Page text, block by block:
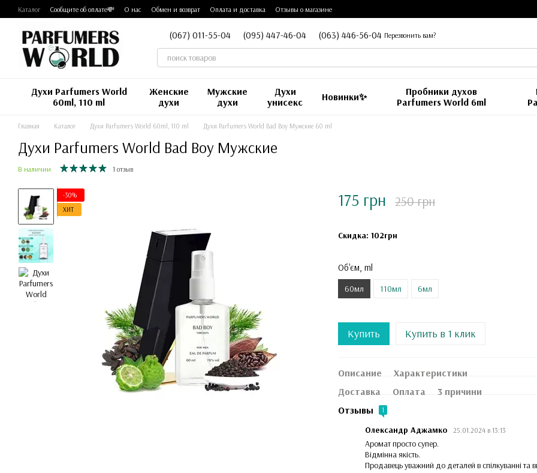
Перейти к основному контенту
Каталог Сообщите об оплате💸 О нас Обмен и возврат Оплата и доставка Отзывы о магазине
(067) 011-55-04 (095) 447-46-04 (063) 446-56-04 Перезвонить вам?
Духи Parfumers World
60ml, 110 ml
Женские
духи
Мужские
духи
Духи
унисекс
Новинки✨
Пробники духов
Parfumers World 6ml
Главная Каталог Духи Parfumers World 60ml, 110 ml Духи Parfumers World Bad Boy Мужские 60 ml
Духи Parfumers World Bad Boy Мужские
В наличии 1 отзыв
-30%
ХИТ
175 грн 250 грн
Скидка: 102грн
Об'єм, ml
60мл 110мл 6мл
Купить Купить в 1 клик
Описание
Характеристики
Доставка
Оплата
3 причини
Отзывы
1
Олександр Аджамко 25.01.2024 в 13:13
Аромат просто супер.
Відмінна якість.
Продавець уважний до деталей в спілкуванні та